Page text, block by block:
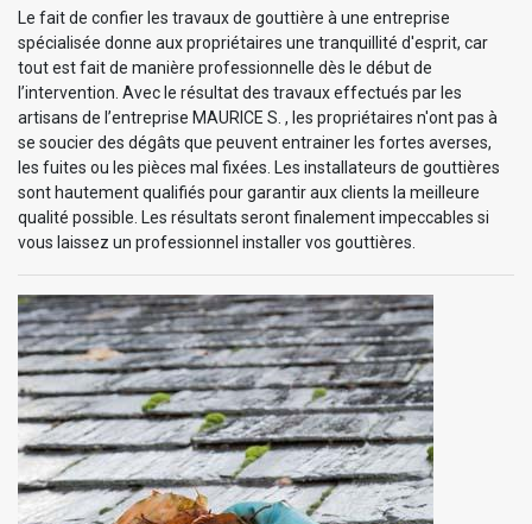
Le fait de confier les travaux de gouttière à une entreprise
spécialisée donne aux propriétaires une tranquillité d'esprit, car
tout est fait de manière professionnelle dès le début de
l’intervention. Avec le résultat des travaux effectués par les
artisans de l’entreprise MAURICE S. , les propriétaires n'ont pas à
se soucier des dégâts que peuvent entrainer les fortes averses,
les fuites ou les pièces mal fixées. Les installateurs de gouttières
sont hautement qualifiés pour garantir aux clients la meilleure
qualité possible. Les résultats seront finalement impeccables si
vous laissez un professionnel installer vos gouttières.